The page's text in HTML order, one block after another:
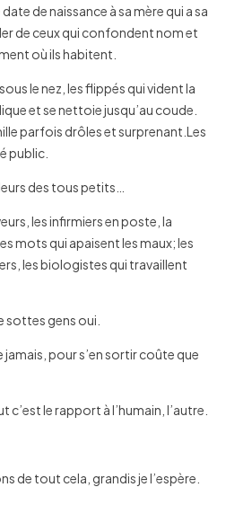
de naissance à sa mère qui a sa
de ceux qui confondent nom et
où ils habitent.
le nez, les flippés qui vident la
et se nettoie jusqu’au coude.
parfois drôles et surprenant.Les
public.
des tous petits…
les infirmiers en poste, la
mots qui apaisent les maux; les
les biologistes qui travaillent
sottes gens oui.
jamais, pour s’en sortir coûte que
le rapport à l’humain, l’autre.
de tout cela, grandis je l’espère.